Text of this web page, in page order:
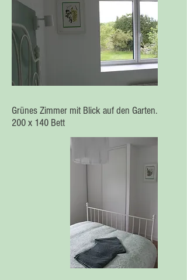
Grünes Zimmer mit Blick auf den Garten.
200 x 140 Bett